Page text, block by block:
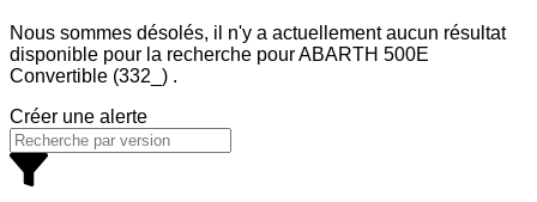
Nous sommes désolés, il n'y a actuellement aucun résultat
disponible pour la recherche pourABARTH 500E
Convertible (332_) .
Créer une alerte